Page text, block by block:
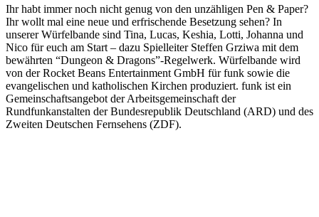
Ihr habt immer noch nicht genug von den unzähligen Pen & Paper?
Ihr wollt mal eine neue und erfrischende Besetzung sehen? In
unserer Würfelbande sind Tina, Lucas, Keshia, Lotti, Johanna und
Nico für euch am Start – dazu Spielleiter Steffen Grziwa mit dem
bewährten “Dungeon & Dragons”-Regelwerk. Würfelbande wird
von der Rocket Beans Entertainment GmbH für funk sowie die
evangelischen und katholischen Kirchen produziert. funk ist ein
Gemeinschaftsangebot der Arbeitsgemeinschaft der
Rundfunkanstalten der Bundesrepublik Deutschland (ARD) und des
Zweiten Deutschen Fernsehens (ZDF).